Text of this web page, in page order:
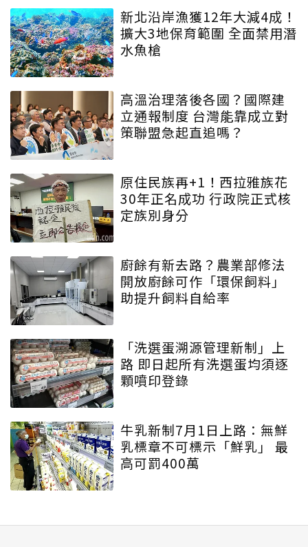
新北沿岸漁獲12年大減4成！
擴大3地保育範圍 全面禁用潛
水魚槍
高溫治理落後各國？國際建
立通報制度 台灣能靠成立對
策聯盟急起直追嗎？
原住民族再+1！西拉雅族花
30年正名成功 行政院正式核
定族別身分
廚餘有新去路？農業部修法
開放廚餘可作「環保飼料」
助提升飼料自給率
「洗選蛋溯源管理新制」上
路 即日起所有洗選蛋均須逐
顆噴印登錄
牛乳新制7月1日上路：無鮮
乳標章不可標示「鮮乳」 最
高可罰400萬